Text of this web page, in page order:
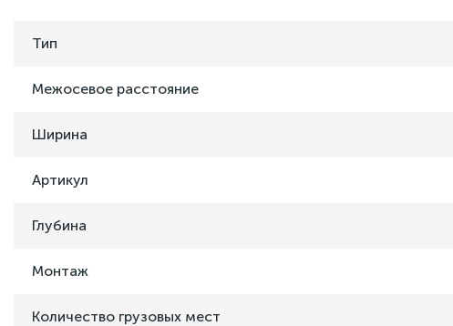
Тип
Межосевое расстояние
Ширина
Артикул
Глубина
Монтаж
Количество грузовых мест